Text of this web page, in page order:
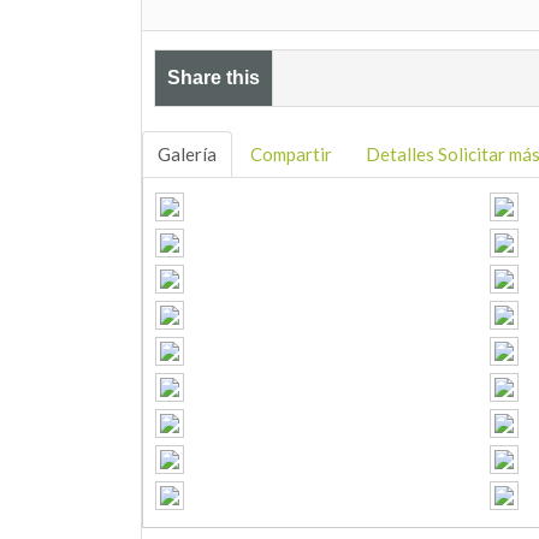
Share this
Galería Compartir Detalles Solicitar más